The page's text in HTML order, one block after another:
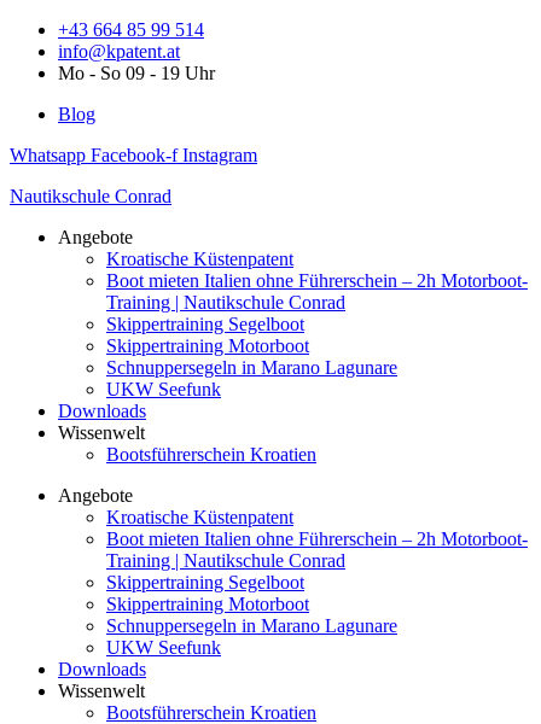
Zum
Inhalt
springen
+43 664 85 99 514
info@kpatent.at
Mo - So 09 - 19 Uhr
Blog
Whatsapp Facebook-f Instagram
Nautikschule Conrad
Angebote
Kroatische Küstenpatent
Boot mieten Italien ohne Führerschein – 2h Motorboot-
Training | Nautikschule Conrad
Skippertraining Segelboot
Skippertraining Motorboot
Schnuppersegeln in Marano Lagunare
UKW Seefunk
Downloads
Wissenwelt
Bootsführerschein Kroatien
Angebote
Kroatische Küstenpatent
Boot mieten Italien ohne Führerschein – 2h Motorboot-
Training | Nautikschule Conrad
Skippertraining Segelboot
Skippertraining Motorboot
Schnuppersegeln in Marano Lagunare
UKW Seefunk
Downloads
Wissenwelt
Bootsführerschein Kroatien